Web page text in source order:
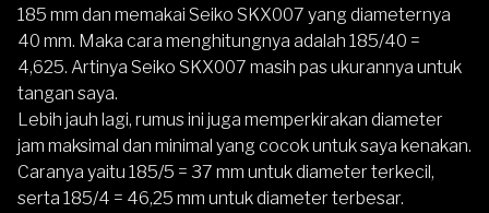
185 mm dan memakai Seiko SKX007 yang diameternya
40 mm. Maka cara menghitungnya adalah 185/40 =
4,625. Artinya Seiko SKX007 masih pas ukurannya untuk
tangan saya.
Lebih jauh lagi, rumus ini juga memperkirakan diameter
jam maksimal dan minimal yang cocok untuk saya kenakan.
Caranya yaitu 185/5 = 37 mm untuk diameter terkecil,
serta 185/4 = 46,25 mm untuk diameter terbesar.